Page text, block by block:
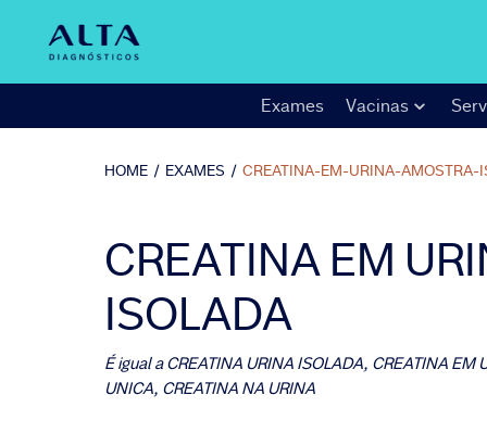
Exames Vacinas
HOME / EXAMES / CREATINA-EM-URINA-AMOSTRA-
CREATINA EM
ISOLADA
É igual a CREATINA URINA ISOLADA, CREATINA
UNICA, CREATINA NA URINA